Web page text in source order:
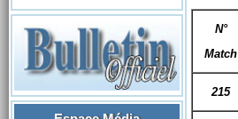
N°
Match
215